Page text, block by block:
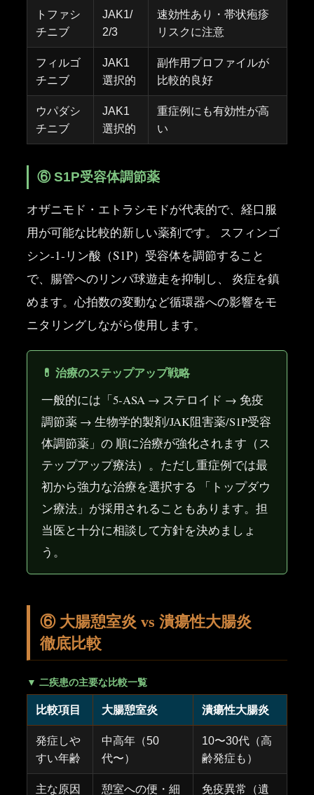
トファシ
チニブ
JAK1/
2/3
速効性あり・帯状疱疹
リスクに注意
フィルゴ
チニブ
JAK1
選択的
副作用プロファイルが
比較的良好
ウパダシ
チニブ
JAK1
選択的
重症例にも有効性が高
い
⑥ S1P受容体調節薬
オザニモド・エトラシモドが代表的で、経口服
用が可能な比較的新しい薬剤です。 スフィンゴ
シン-1-リン酸（S1P）受容体を調節すること
で、腸管へのリンパ球遊走を抑制し、 炎症を鎮
めます。心拍数の変動など循環器への影響をモ
ニタリングしながら使用します。
💊 治療のステップアップ戦略
一般的には「5-ASA → ステロイド → 免疫
調節薬 → 生物学的製剤/JAK阻害薬/S1P受容
体調節薬」の 順に治療が強化されます（ス
テップアップ療法）。ただし重症例では最
初から強力な治療を選択する 「トップダウ
ン療法」が採用されることもあります。担
当医と十分に相談して方針を決めましょ
う。
⑥ 大腸憩室炎 vs 潰瘍性大腸炎
徹底比較
▼ 二疾患の主要な比較一覧
比較項目 大腸憩室炎 潰瘍性大腸炎
発症しや
すい年齢
中高年（50
代〜）
10〜30代（高
齢発症も）
主な原因
憩室への便・細
免疫異常（遺